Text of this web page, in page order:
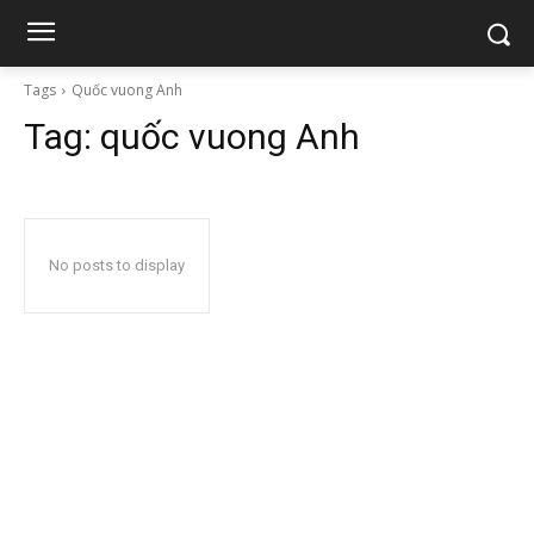
Tags Quốc vuong Anh
Tag: quốc vuong Anh
No posts to display